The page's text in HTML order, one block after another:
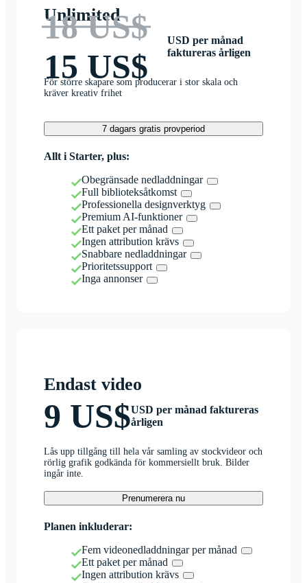
Unlimited
18 US$
15 US$
USD per månad
faktureras årligen
För större skapare som producerar i stor skala och
kräver kreativ frihet
7 dagars gratis provperiod
Allt i Starter, plus:
Obegränsade nedladdningar
Full biblioteksåtkomst
Professionella designverktyg
Premium AI-funktioner
Ett paket per månad
Ingen attribution krävs
Snabbare nedladdningar
Prioritetssupport
Inga annonser
Endast video
9 US$USD per månad faktureras
årligen
Lås upp tillgång till hela vår samling av stockvideor och
rörlig grafik godkända för kommersiellt bruk. Bilder
ingår inte.
Prenumerera nu
Planen inkluderar:
Fem videonedladdningar per månad
Ett paket per månad
Ingen attribution krävs